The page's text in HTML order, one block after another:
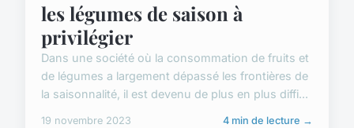
les légumes de saison à
privilégier
Dans une société où la consommation de fruits et
de légumes a largement dépassé les frontières de
la saisonnalité, il est devenu de plus en plus diffi...
19 novembre 2023 4 min de lecture →